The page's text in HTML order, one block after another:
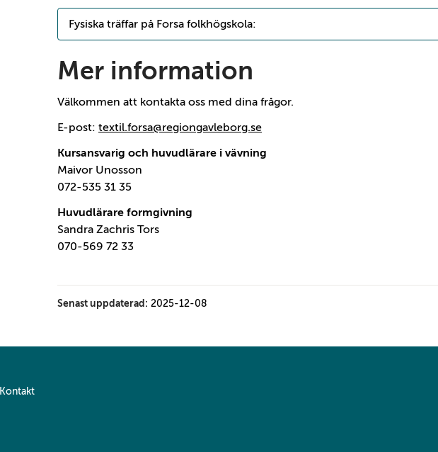
Fysiska träffar på Forsa folkhögskola:
Mer information
Välkommen att kontakta oss med dina frågor.
E-post: textil.forsa@regiongavleborg.se
Kursansvarig och huvudlärare i vävning
Maivor Unosson
072-535 31 35
Huvudlärare formgivning
Sandra Zachris Tors
070-569 72 33
Senast uppdaterad: 2025-12-08
Kontakt